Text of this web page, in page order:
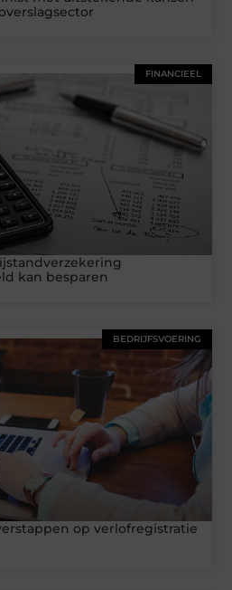
FINANCIEEL
kan besparen
BEDRIJFSVOERING
op verlofregistratie